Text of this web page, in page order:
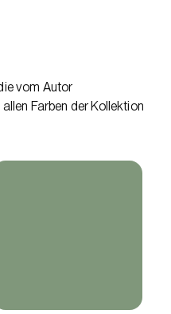
vom Autor
Farben der Kollektion